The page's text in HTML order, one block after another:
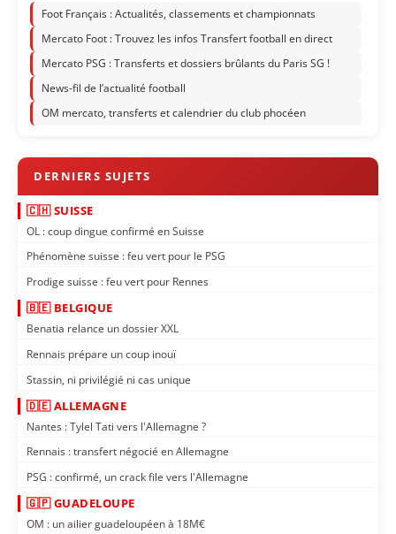
Foot Français : Actualités, classements et championnats
Mercato Foot : Trouvez les infos Transfert football en direct
Mercato PSG : Transferts et dossiers brûlants du Paris SG !
News-fil de l’actualité football
OM mercato, transferts et calendrier du club phocéen
🇨🇭 SUISSE
OL : coup dingue confirmé en Suisse
Phénomène suisse : feu vert pour le PSG
Prodige suisse : feu vert pour Rennes
🇧🇪 BELGIQUE
Benatia relance un dossier XXL
Rennais prépare un coup inouï
Stassin, ni privilégié ni cas unique
🇩🇪 ALLEMAGNE
Nantes : Tylel Tati vers l'Allemagne ?
Rennais : transfert négocié en Allemagne
PSG : confirmé, un crack file vers l'Allemagne
🇬🇵 GUADELOUPE
OM : un ailier guadeloupéen à 18M€